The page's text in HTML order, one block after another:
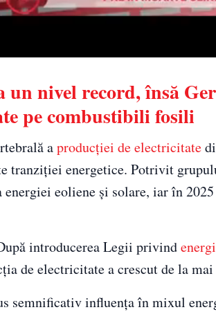
un nivel record, însă
pe combustibili fosili
aproducției de electricitate
tranziției energetice. Potrivit
eoliene și solare, iar în
introducerea Legii privind
de electricitate a crescut de la
semnificativ influența în mixul